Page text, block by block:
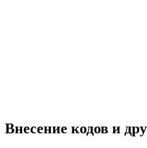
Внесение кодов и